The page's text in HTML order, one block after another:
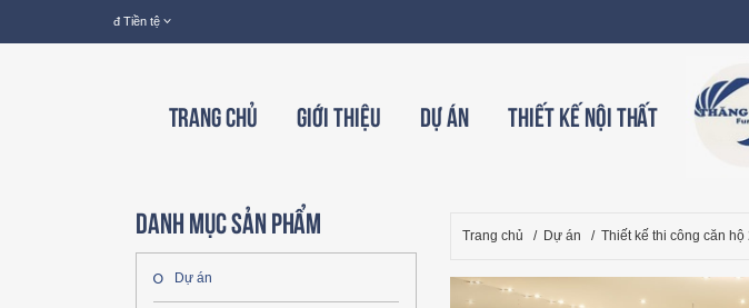
đ Tiền tệ
Trang chủ Giới thiệu Dự án Thiết kế nội thất
Danh mục sản phẩm
Dự án
Trang chủ / Dự án / Thiết kế thi công căn